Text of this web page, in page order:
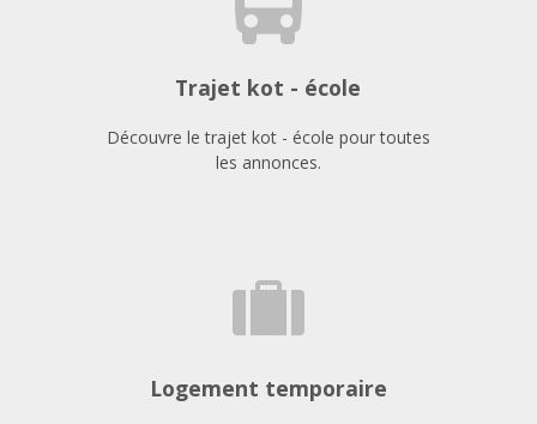
Trajet kot - école
Découvre le trajet kot - école pour toutes
les annonces.
Logement temporaire